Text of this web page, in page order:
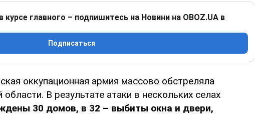
курсе главного – подпишитесь на Новини на OBOZ.UA в
Подписаться
оккупационная армия массово обстреляла
В результате атаки в нескольких селах
30 домов, в 32 – выбиты окна и двери,